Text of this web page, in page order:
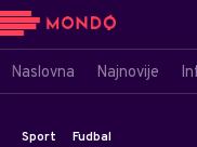
Naslovna Najnovije
Sport Fudbal